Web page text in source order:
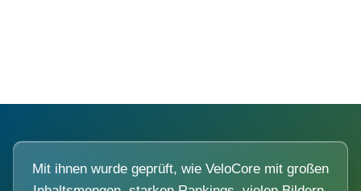
Mit ihnen wurde geprüft, wie VeloCore mit großen